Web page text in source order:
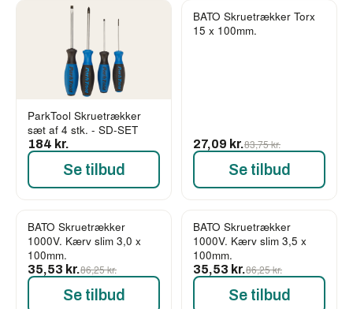
ParkTool Skruetrækker
sæt af 4 stk. - SD-SET
184 kr.
Se tilbud
-68%
BATO Skruetrækker Torx
15 x 100mm.
27,09 kr.83,75 kr.
Se tilbud
-59%
BATO Skruetrækker
1000V. Kærv slim 3,0 x
100mm.
35,53 kr.86,25 kr.
Se tilbud
-59%
BATO Skruetrækker
1000V. Kærv slim 3,5 x
100mm.
35,53 kr.86,25 kr.
Se tilbud